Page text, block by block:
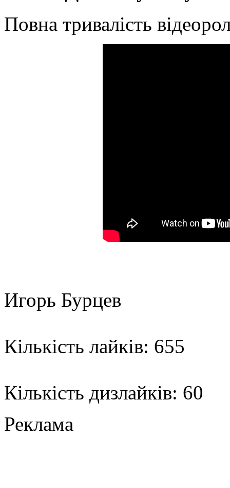
Повна тривалість
Игорь Бурцев
Кількість лайків: 655
Кількість дизлайків: 60
Реклама